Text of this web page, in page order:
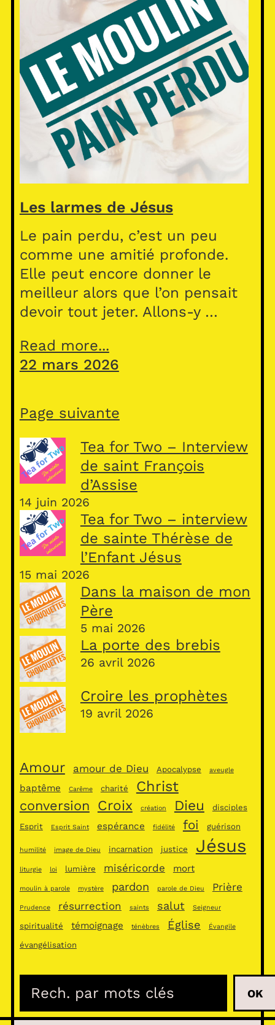
Les larmes de Jésus
Le pain perdu, c’est un peu
comme une amitié profonde.
Elle peut encore donner le
meilleur alors que l’on pensait
devoir tout jeter. Allons-y …
Read more...
22 mars 2026
Page suivante
Tea for Two – Interview
de saint François
d’Assise
14 juin 2026
Tea for Two – interview
de sainte Thérèse de
l’Enfant Jésus
15 mai 2026
Dans la maison de mon
Père
5 mai 2026
La porte des brebis
26 avril 2026
Croire les prophètes
19 avril 2026
Amour amour de Dieu Apocalypse aveugle
baptême Carême charité Christ
conversion Croix création Dieu disciples
Esprit Esprit Saint espérance fidélité foi guérison
humilité image de Dieu incarnation justice Jésus
liturgie loi lumière miséricorde mort
moulin à parole mystère pardon parole de Dieu Prière
Prudence résurrection saints salut Seigneur
spiritualité témoignage ténèbres Église Évangile
évangélisation
c
OK